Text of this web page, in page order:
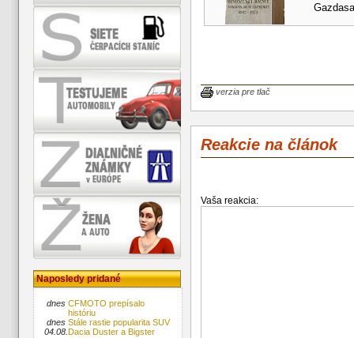
Naposledy pridané
dnes CFMOTO prepísalo
históriu
dnes Stále rastie popularita SUV
04.08.Dacia Duster a Bigster
verzia pre tlač
Reakcie na článok
Vaša reakcia: